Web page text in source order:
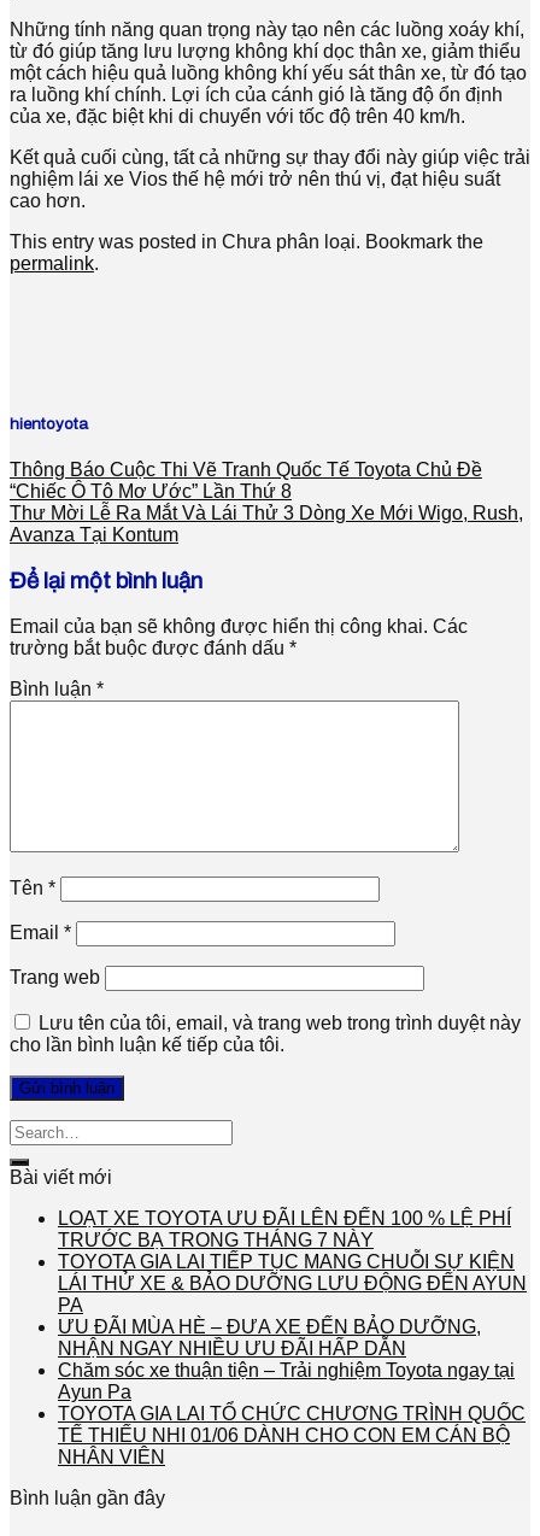
Những tính năng quan trọng này tạo nên các luồng xoáy khí,
từ đó giúp tăng lưu lượng không khí dọc thân xe, giảm thiểu
một cách hiệu quả luồng không khí yếu sát thân xe, từ đó tạo
ra luồng khí chính. Lợi ích của cánh gió là tăng độ ổn định
của xe, đặc biệt khi di chuyển với tốc độ trên 40 km/h.
Kết quả cuối cùng, tất cả những sự thay đổi này giúp việc trải
nghiệm lái xe Vios thế hệ mới trở nên thú vị, đạt hiệu suất
cao hơn.
This entry was posted in Chưa phân loại. Bookmark the
permalink.
hientoyota
Thông Báo Cuộc Thi Vẽ Tranh Quốc Tế Toyota Chủ Đề
“Chiếc Ô Tô Mơ Ước” Lần Thứ 8
Thư Mời Lễ Ra Mắt Và Lái Thử 3 Dòng Xe Mới Wigo, Rush,
Avanza Tại Kontum
Để lại một bình luận
Email của bạn sẽ không được hiển thị công khai. Các
trường bắt buộc được đánh dấu *
Bình luận *
Tên *
Email *
Trang web
Lưu tên của tôi, email, và trang web trong trình duyệt này
cho lần bình luận kế tiếp của tôi.
Bài viết mới
LOẠT XE TOYOTA ƯU ĐÃI LÊN ĐẾN 100 % LỆ PHÍ
TRƯỚC BẠ TRONG THÁNG 7 NÀY
TOYOTA GIA LAI TIẾP TỤC MANG CHUỖI SỰ KIỆN
LÁI THỬ XE & BẢO DƯỠNG LƯU ĐỘNG ĐẾN AYUN
PA
ƯU ĐÃI MÙA HÈ – ĐƯA XE ĐẾN BẢO DƯỠNG,
NHẬN NGAY NHIỀU ƯU ĐÃI HẤP DẪN
Chăm sóc xe thuận tiện – Trải nghiệm Toyota ngay tại
Ayun Pa
TOYOTA GIA LAI TỔ CHỨC CHƯƠNG TRÌNH QUỐC
TẾ THIẾU NHI 01/06 DÀNH CHO CON EM CÁN BỘ
NHÂN VIÊN
Bình luận gần đây